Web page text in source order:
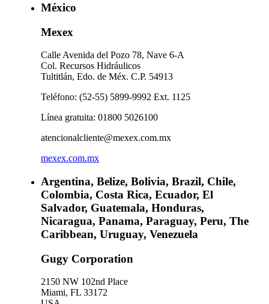
México
Mexex
Calle Avenida del Pozo 78, Nave 6-A
Col. Recursos Hidráulicos
Tultitlán, Edo. de Méx. C.P. 54913
Teléfono: (52-55) 5899-9992 Ext. 1125
Línea gratuita: 01800 5026100
atencionalcliente@mexex.com.mx
mexex.com.mx
Argentina, Belize, Bolivia, Brazil, Chile,
Colombia, Costa Rica, Ecuador, El
Salvador, Guatemala, Honduras,
Nicaragua, Panama, Paraguay, Peru, The
Caribbean, Uruguay, Venezuela
Gugy Corporation
2150 NW 102nd Place
Miami, FL 33172